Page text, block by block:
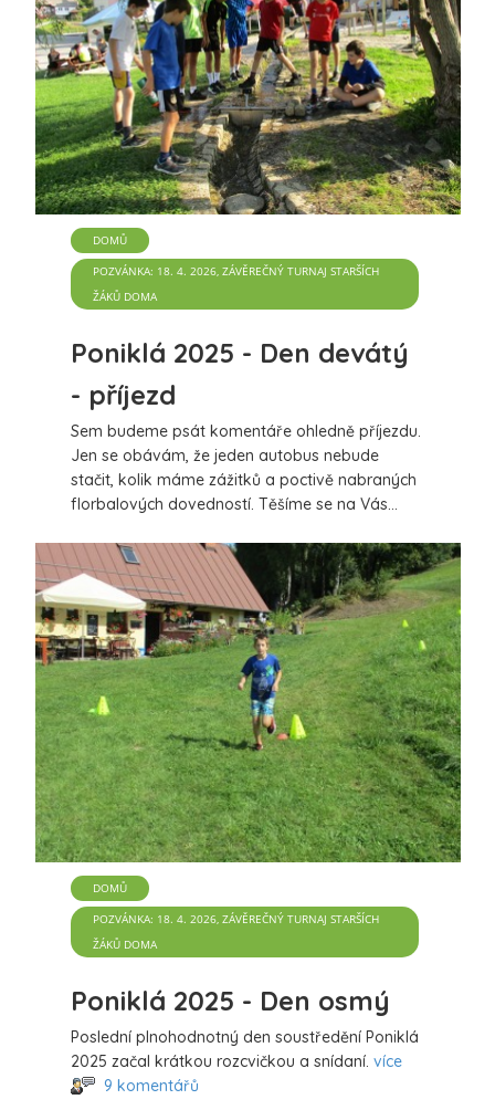
Poniklá 2025 - Den devátý
- příjezd
Sem budeme psát komentáře ohledně příjezdu.
Jen se obávám, že jeden autobus nebude
stačit, kolik máme zážitků a poctivě nabraných
florbalových dovedností. Těšíme se na Vás...
DOMŮ
POZVÁNKA: 18. 4. 2026, ZÁVĚREČNÝ TURNAJ STARŠÍCH
ŽÁKŮ DOMA
Poniklá 2025 - Den osmý
Poslední plnohodnotný den soustředění Poniklá
2025 začal krátkou rozcvičkou a snídaní. více
9 komentářů
DOMŮ
POZVÁNKA: 18. 4. 2026, ZÁVĚREČNÝ TURNAJ STARŠÍCH
ŽÁKŮ DOMA